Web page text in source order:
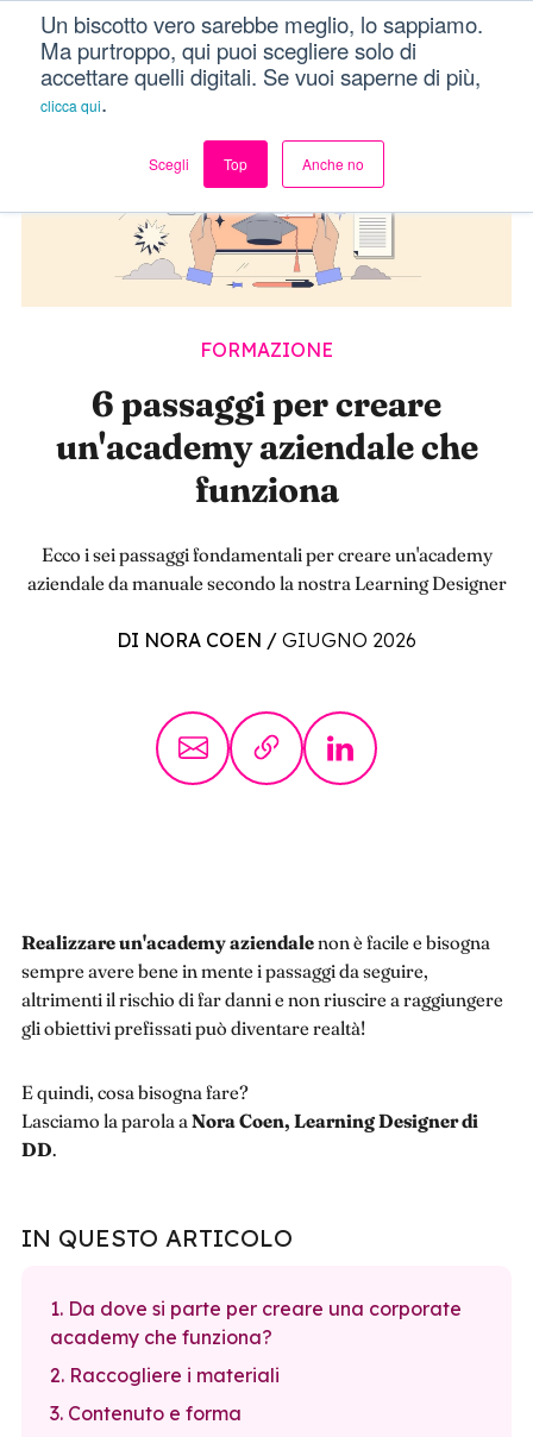
Un biscotto vero sarebbe meglio, lo sappiamo.
Ma purtroppo, qui puoi scegliere solo di
accettare quelli digitali. Se vuoi saperne di più,
clicca qui.
Scegli Top Anche no
Dici Davvero?! Menu
FORMAZIONE
6 passaggi per creare
un'academy aziendale che
funziona
Ecco i sei passaggi fondamentali per creare un'academy
aziendale da manuale secondo la nostra Learning Designer
DI NORA COEN / GIUGNO 2026
Realizzare un'academy aziendalenon è facile e bisogna
sempre avere bene in mente i passaggi da seguire,
altrimenti il rischio di far danni e non riuscire a raggiungere
gli obiettivi prefissati può diventare realtà!
E quindi, cosa bisogna fare?
Lasciamo la parola a Nora Coen, Learning Designer di
DD.
IN QUESTO ARTICOLO
1. Da dove si parte per creare una corporate
academy che funziona?
2. Raccogliere i materiali
3. Contenuto e forma